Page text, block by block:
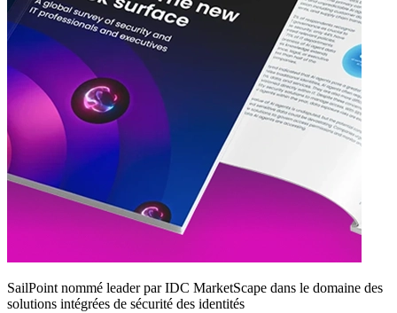
SailPoint nommé leader par IDC MarketScape dans le domaine des
solutions intégrées de sécurité des identités